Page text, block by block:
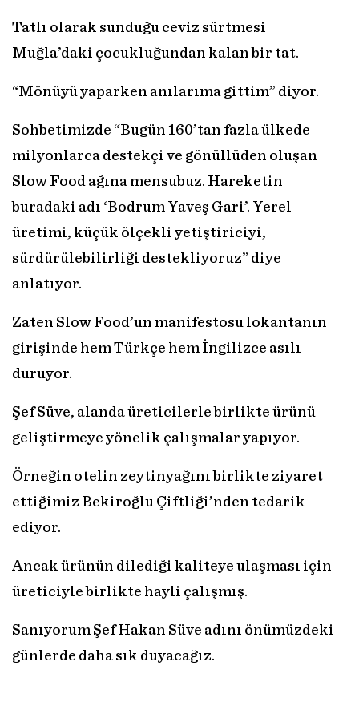
Tatlı olarak sunduğu ceviz sürtmesi
Muğla’daki çocukluğundan kalan bir tat.
“Mönüyü yaparken anılarıma gittim” diyor.
Sohbetimizde “Bugün 160’tan fazla ülkede
milyonlarca destekçi ve gönüllüden oluşan
Slow Food ağına mensubuz. Hareketin
buradaki adı ‘Bodrum Yaveş Gari’. Yerel
üretimi, küçük ölçekli yetiştiriciyi,
sürdürülebilirliği destekliyoruz” diye
anlatıyor.
Zaten Slow Food’un manifestosu lokantanın
girişinde hem Türkçe hem İngilizce asılı
duruyor.
Şef Süve, alanda üreticilerle birlikte ürünü
geliştirmeye yönelik çalışmalar yapıyor.
Örneğin otelin zeytinyağını birlikte ziyaret
ettiğimiz Bekiroğlu Çiftliği’nden tedarik
ediyor.
Ancak ürünün dilediği kaliteye ulaşması için
üreticiyle birlikte hayli çalışmış.
Sanıyorum Şef Hakan Süve adını önümüzdeki
günlerde daha sık duyacağız.